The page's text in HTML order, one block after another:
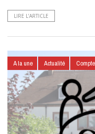
LIRE L’ARTICLE
A la une Actualité